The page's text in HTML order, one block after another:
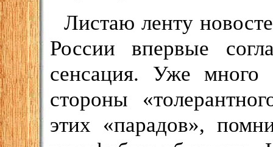
Листаю ленту
России впервые
сенсация. Уже много
стороны
этих «парадов»,